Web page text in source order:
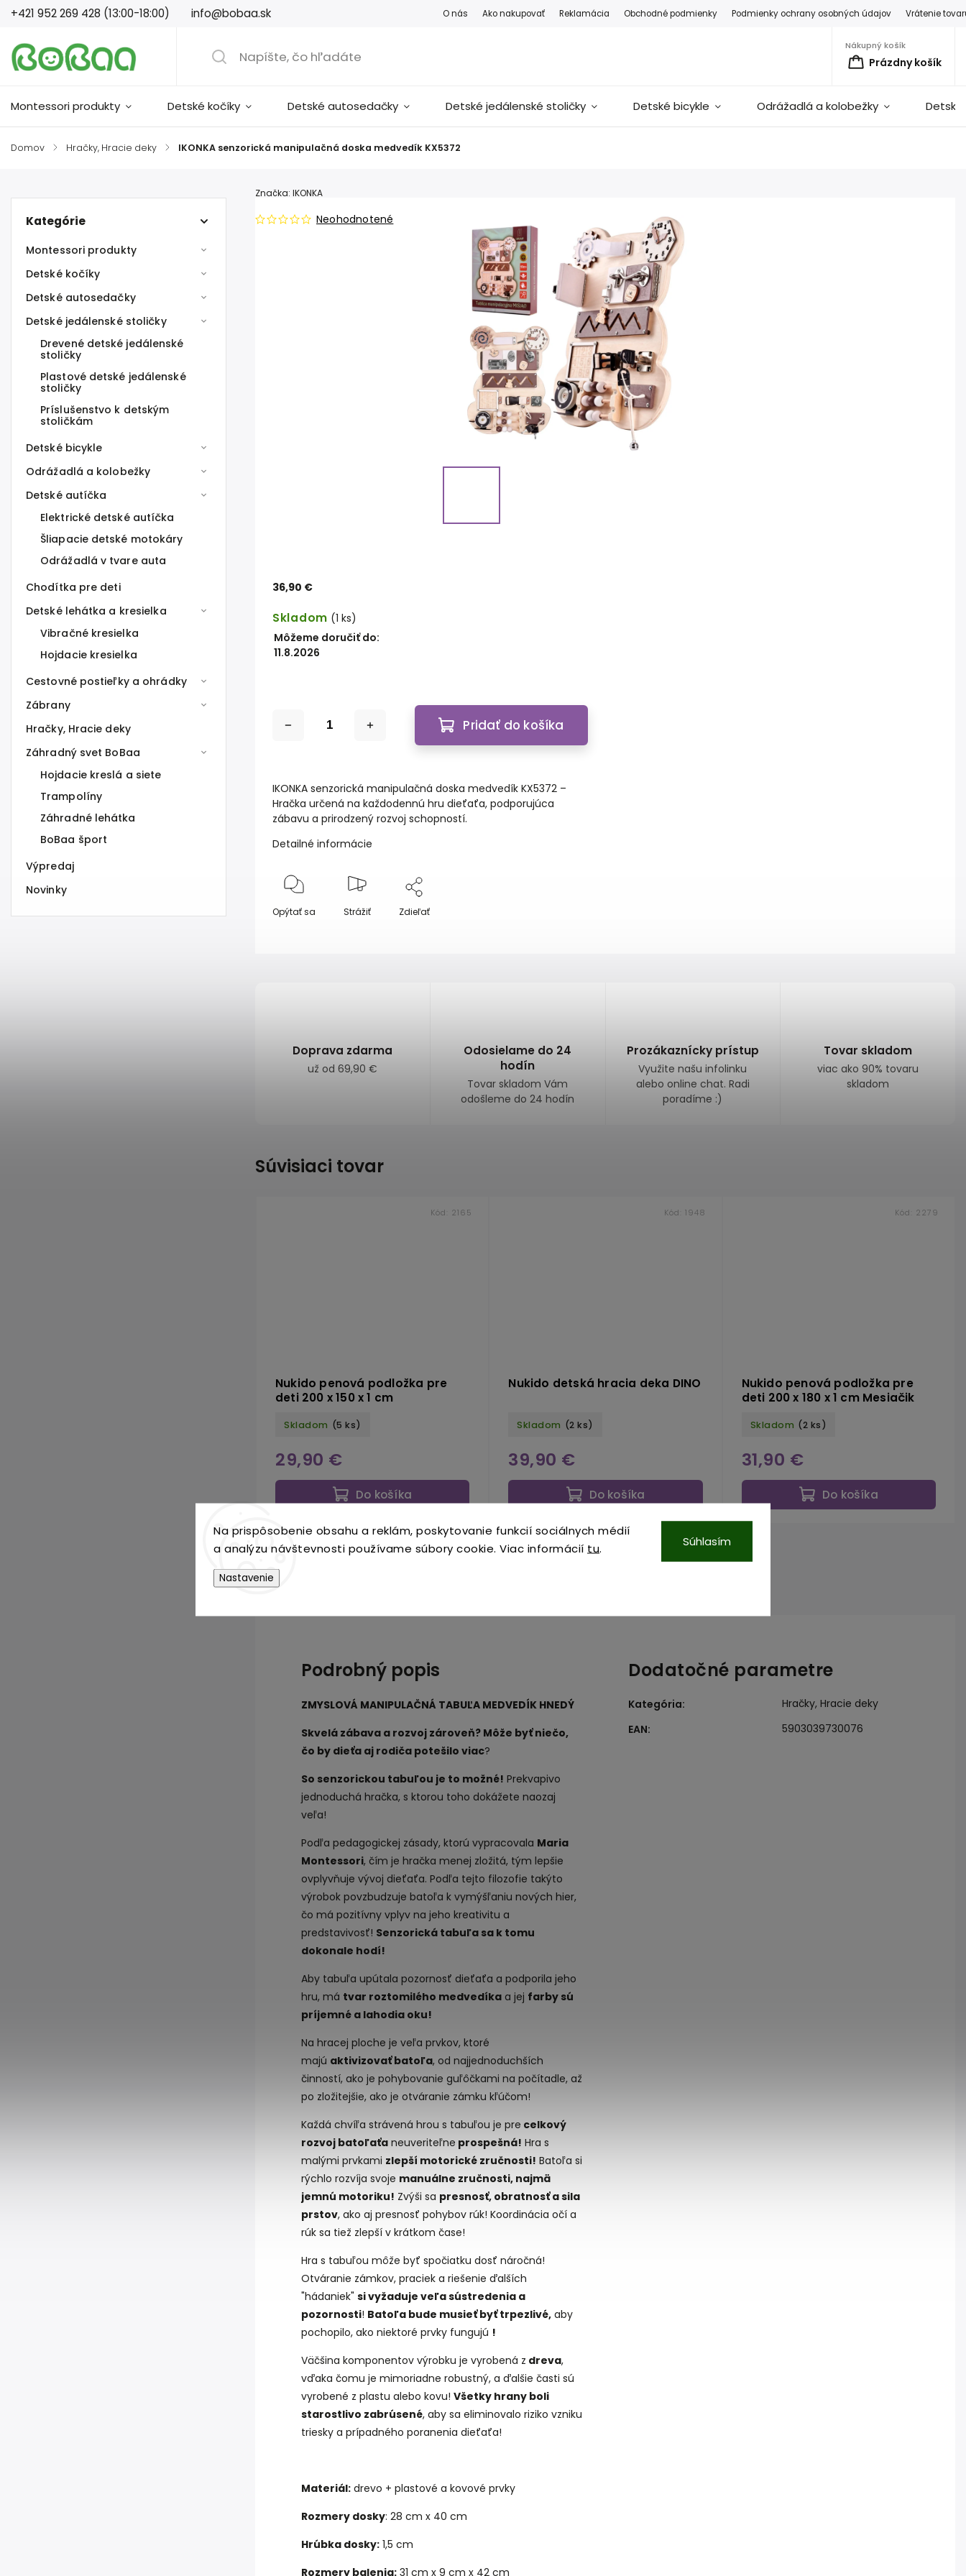
Na prispôsobenie obsahu a reklám, poskytovanie funkcií sociálnych médií
a analýzu návštevnosti používame súbory cookie. Viac informácií tu.
Nastavenie
Súhlasím
+421 952 269 428 (13:00-18:00) info@bobaa.sk O nás Ako nakupovať Reklamácia Obchodné podmienky Podmienky ochrany osobných údajov Vrátenie
Nákupný košík
Prázdny košík
Montessori produkty Detské kočíky Detské autosedačky Detské jedálenské stoličky Detské bicykle Odrážadlá a kolobežky
Domov / Hračky, Hracie deky / IKONKA senzorická manipulačná doska medvedík KX5372
Kategórie
Montessori produkty
Detské kočíky
Detské autosedačky
Detské jedálenské stoličky
Drevené detské jedálenské
stoličky
Plastové detské jedálenské
stoličky
Príslušenstvo k detským
stoličkám
Detské bicykle
Odrážadlá a kolobežky
Detské autíčka
Elektrické detské autíčka
Šliapacie detské motokáry
Odrážadlá v tvare auta
Chodítka pre deti
Detské lehátka a kresielka
Vibračné kresielka
Hojdacie kresielka
Cestovné postieľky a ohrádky
Zábrany
Hračky, Hracie deky
Záhradný svet BoBaa
Hojdacie kreslá a siete
Trampolíny
Záhradné lehátka
BoBaa šport
Výpredaj
Novinky
Neohodnotené
Značka: IKONKA
36,90 €
Skladom (1 ks)
Môžeme doručiť do:
11.8.2026
Pridať do košíka
IKONKA senzorická manipulačná doska medvedík KX5372 –
Hračka určená na každodennú hru dieťaťa, podporujúca
zábavu a prirodzený rozvoj schopností.
Detailné informácie
Opýtať sa Strážiť Zdieľať
Doprava zdarma
už od 69,90 €
Odosielame do 24
hodín
Tovar skladom Vám
odošleme do 24 hodín
Prozákaznícky prístup
Využite našu infolinku
alebo online chat. Radi
poradíme :)
Tovar skladom
viac ako 90% tovaru
skladom
Súvisiaci tovar
Nukido penová podložka pre
deti 200 x 150 x 1 cm
Skladom (5 ks)
29,90 €
Do košíka
Kód: 2165
Nukido detská hracia deka DINO
Skladom (2 ks)
39,90 €
Do košíka
Kód: 1948
Nukido penová podložka pre
deti 200 x 180 x 1 cm Mesiačik
Skladom (2 ks)
31,90 €
Do košíka
Kód: 2279
Podrobný popis
ZMYSLOVÁ MANIPULAČNÁ TABUĽA MEDVEDÍK HNEDÝ
Skvelá zábava a rozvoj zároveň? Môže byť niečo,
čo by dieťa aj rodiča potešilo viac?
So senzorickou tabuľou je to možné! Prekvapivo
jednoduchá hračka, s ktorou toho dokážete naozaj
veľa!
Podľa pedagogickej zásady, ktorú vypracovala Maria
Montessori, čím je hračka menej zložitá, tým lepšie
ovplyvňuje vývoj dieťaťa. Podľa tejto filozofie takýto
výrobok povzbudzuje batoľa k vymýšľaniu nových hier,
čo má pozitívny vplyv na jeho kreativitu a
predstavivosť! Senzorická tabuľa sa k tomu
dokonale hodí!
Aby tabuľa upútala pozornosť dieťaťa a podporila jeho
hru, má tvar roztomilého medvedíka a jej farby sú
príjemné a lahodia oku!
Na hracej ploche je veľa prvkov, ktoré
majú aktivizovať batoľa, od najjednoduchších
činností, ako je pohybovanie guľôčkami na počítadle, až
po zložitejšie, ako je otváranie zámku kľúčom!
Každá chvíľa strávená hrou s tabuľou je pre celkový
rozvoj batoľaťa neuveriteľne prospešná! Hra s
malými prvkami zlepší motorické zručnosti! Batoľa si
rýchlo rozvíja svoje manuálne zručnosti, najmä
jemnú motoriku! Zvýši sa presnosť, obratnosť a sila
prstov, ako aj presnosť pohybov rúk! Koordinácia očí a
rúk sa tiež zlepší v krátkom čase!
Hra s tabuľou môže byť spočiatku dosť náročná!
Otváranie zámkov, praciek a riešenie ďalších
"hádaniek" si vyžaduje veľa sústredenia a
pozornosti! Batoľa bude musieť byť trpezlivé, aby
pochopilo, ako niektoré prvky fungujú !
Väčšina komponentov výrobku je vyrobená z dreva,
vďaka čomu je mimoriadne robustný, a ďalšie časti sú
vyrobené z plastu alebo kovu! Všetky hrany boli
starostlivo zabrúsené, aby sa eliminovalo riziko vzniku
triesky a prípadného poranenia dieťaťa!
Materiál: drevo + plastové a kovové prvky
Rozmery dosky: 28 cm x 40 cm
Hrúbka dosky: 1,5 cm
Rozmery balenia: 31 cm x 9 cm x 42 cm
Dodatočné parametre
Kategória:
Hračky, Hracie deky
EAN: 5903039730076